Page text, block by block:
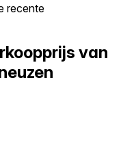
recente
van